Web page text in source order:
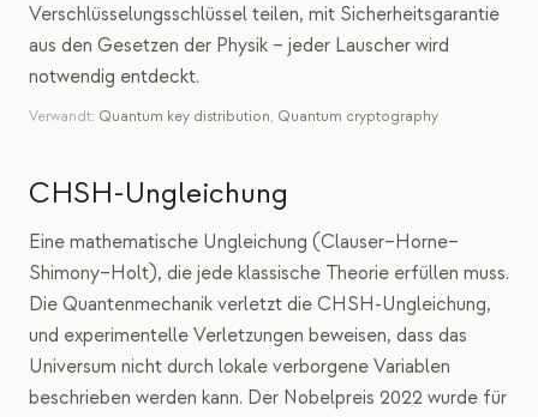
Verschlüsselungsschlüssel teilen, mit Sicherheitsgarantie
aus den Gesetzen der Physik – jeder Lauscher wird
notwendig entdeckt.
Verwandt: Quantum key distribution, Quantum cryptography
CHSH-Ungleichung
Eine mathematische Ungleichung (Clauser–Horne–
Shimony–Holt), die jede klassische Theorie erfüllen muss.
Die Quantenmechanik verletzt die CHSH-Ungleichung,
und experimentelle Verletzungen beweisen, dass das
Universum nicht durch lokale verborgene Variablen
beschrieben werden kann. Der Nobelpreis 2022 wurde für